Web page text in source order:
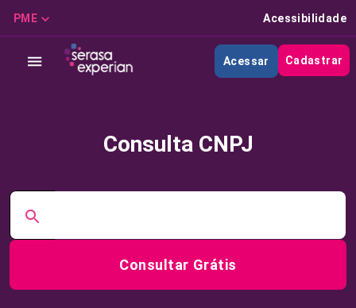
PME Acessibilidade
Acessar Cadastrar
Consulta CNPJ
Consultar Grátis